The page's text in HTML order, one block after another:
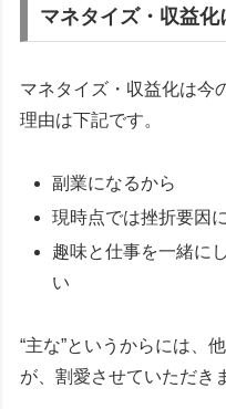
マネタイズ・収益化
マネタイズ・収益化は今
理由は下記です。
副業になるから
現時点では挫折要因
趣味と仕事を一緒に
い
“主な”というからには、
が、割愛させていただき